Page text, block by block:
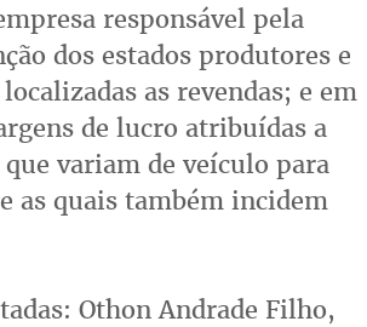
responsável pela
dos estados produtores e
as revendas; e em
de lucro atribuídas a
variam de veículo para
as quais também incidem
Othon Andrade Filho,